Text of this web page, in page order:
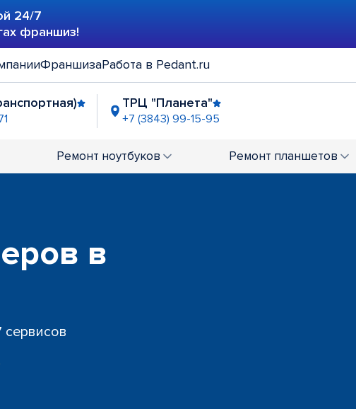
24/7
франшиз!
ФраншизаРабота в Pedant.ru
ТРЦ "Планета"
+7 (3843) 99-15-95
Ремонт ноутбуков Ремонт планшетов
в